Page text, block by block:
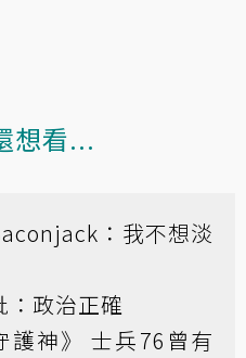
想看...
：我不想淡
：政治正確
護神》 士兵76曾有